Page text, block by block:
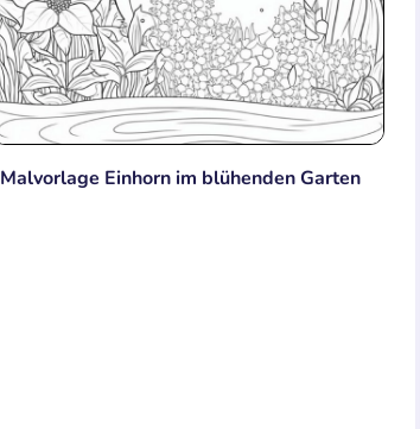
Malvorlage Einhorn im blühenden Garten